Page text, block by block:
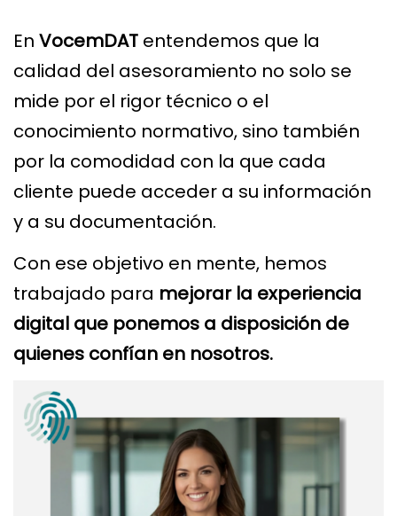
En VocemDAT entendemos que la
calidad del asesoramiento no solo se
mide por el rigor técnico o el
conocimiento normativo, sino también
por la comodidad con la que cada
cliente puede acceder a su información
y a su documentación.
Con ese objetivo en mente, hemos
trabajado para mejorar la experiencia
digital que ponemos a disposición de
quienes confían en nosotros.